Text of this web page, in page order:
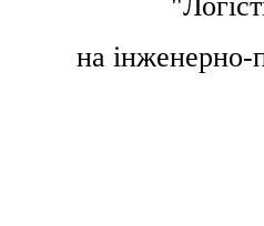
на інженерно-